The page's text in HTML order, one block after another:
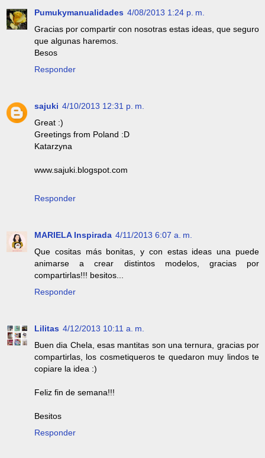
Pumukymanualidades 4/08/2013 1:24 p. m.
Gracias por compartir con nosotras estas ideas, que seguro
que algunas haremos.
Besos
Responder
sajuki 4/10/2013 12:31 p. m.
Great :)
Greetings from Poland :D
Katarzyna
www.sajuki.blogspot.com
Responder
MARIELA Inspirada 4/11/2013 6:07 a. m.
Que cositas más bonitas, y con estas ideas una puede
animarse a crear distintos modelos, gracias por
compartirlas!!! besitos...
Responder
Lilitas 4/12/2013 10:11 a. m.
Buen dia Chela, esas mantitas son una ternura, gracias por
compartirlas, los cosmetiqueros te quedaron muy lindos te
copiare la idea :)
Feliz fin de semana!!!
Besitos
Responder